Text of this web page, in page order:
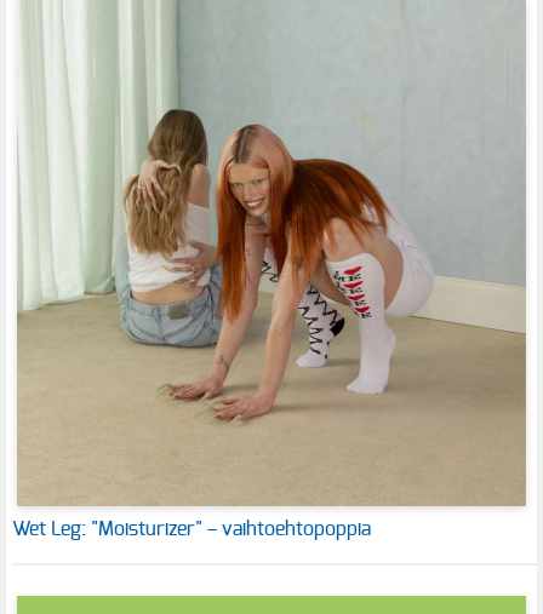
Wet Leg: "Moisturizer" – vaihtoehtopoppia